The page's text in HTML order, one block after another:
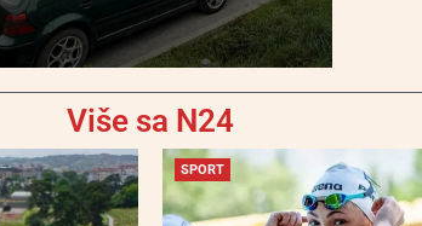
Više sa N24
SPORT